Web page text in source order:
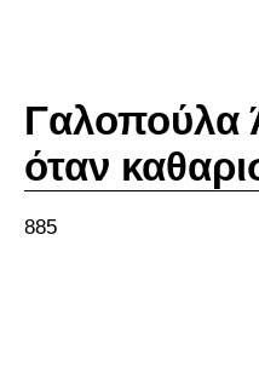
Γαλοπούλα
όταν
885